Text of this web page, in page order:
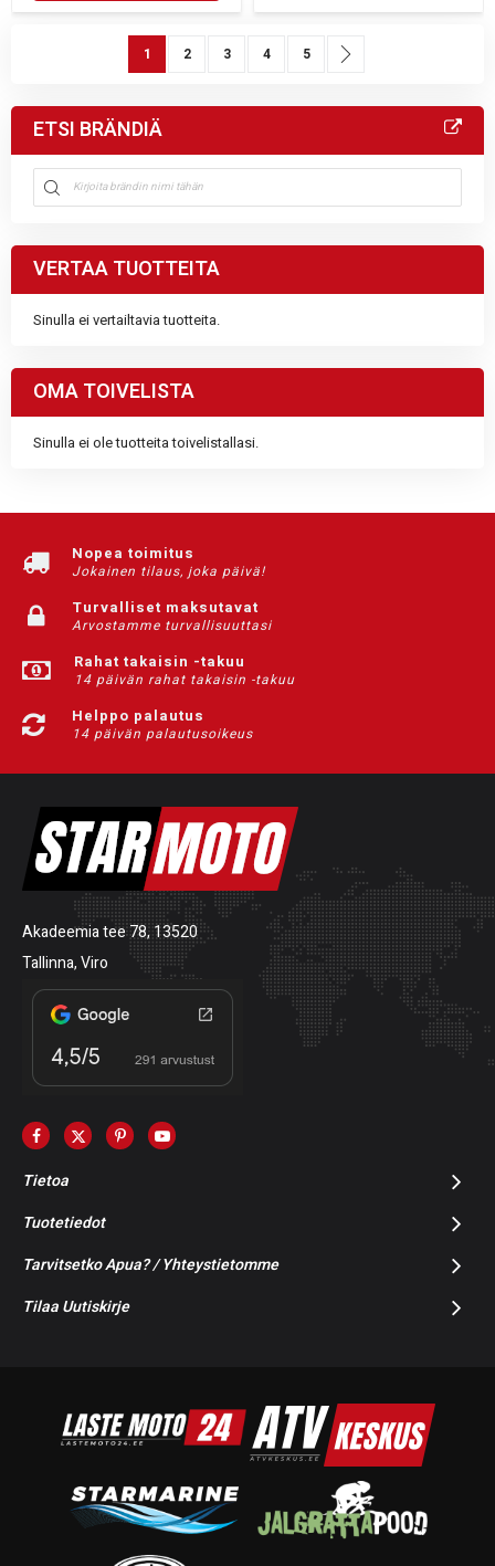
SivuYou're currently reading page
1 Sivu
2 Sivu
3 Sivu
4 Sivu
5
ETSI BRÄNDIÄ
VERTAA TUOTTEITA
Sinulla ei vertailtavia tuotteita.
OMA TOIVELISTA
Sinulla ei ole tuotteita toivelistallasi.
Nopea toimitus
Jokainen tilaus, joka päivä!
Turvalliset maksutavat
Arvostamme turvallisuuttasi
Rahat takaisin -takuu
14 päivän rahat takaisin -takuu
Helppo palautus
14 päivän palautusoikeus
Akadeemia tee 78, 13520
Tallinna, Viro
Tietoa
Tuotetiedot
Tarvitsetko Apua? / Yhteystietomme
Tilaa Uutiskirje